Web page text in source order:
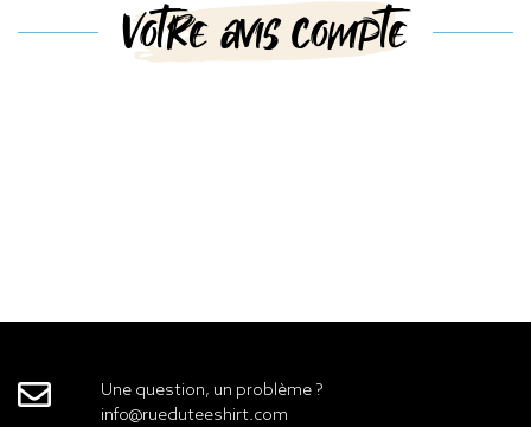
Votre avis compte
Une question, un problème ?
info@rueduteeshirt.com